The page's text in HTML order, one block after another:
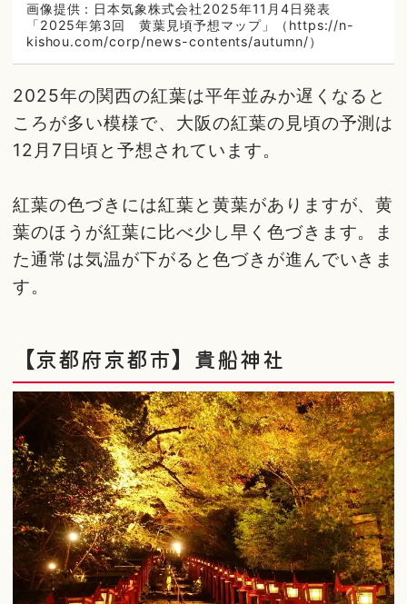
画像提供：日本気象株式会社2025年11月4日発表
「2025年第3回 黄葉見頃予想マップ」（https://n-
kishou.com/corp/news-contents/autumn/）
2025年の関西の紅葉は平年並みか遅くなると
ころが多い模様で、大阪の紅葉の見頃の予測は
12月7日頃と予想されています。
紅葉の色づきには紅葉と黄葉がありますが、黄
葉のほうが紅葉に比べ少し早く色づきます。ま
た通常は気温が下がると色づきが進んでいきま
す。
【京都府京都市】貴船神社